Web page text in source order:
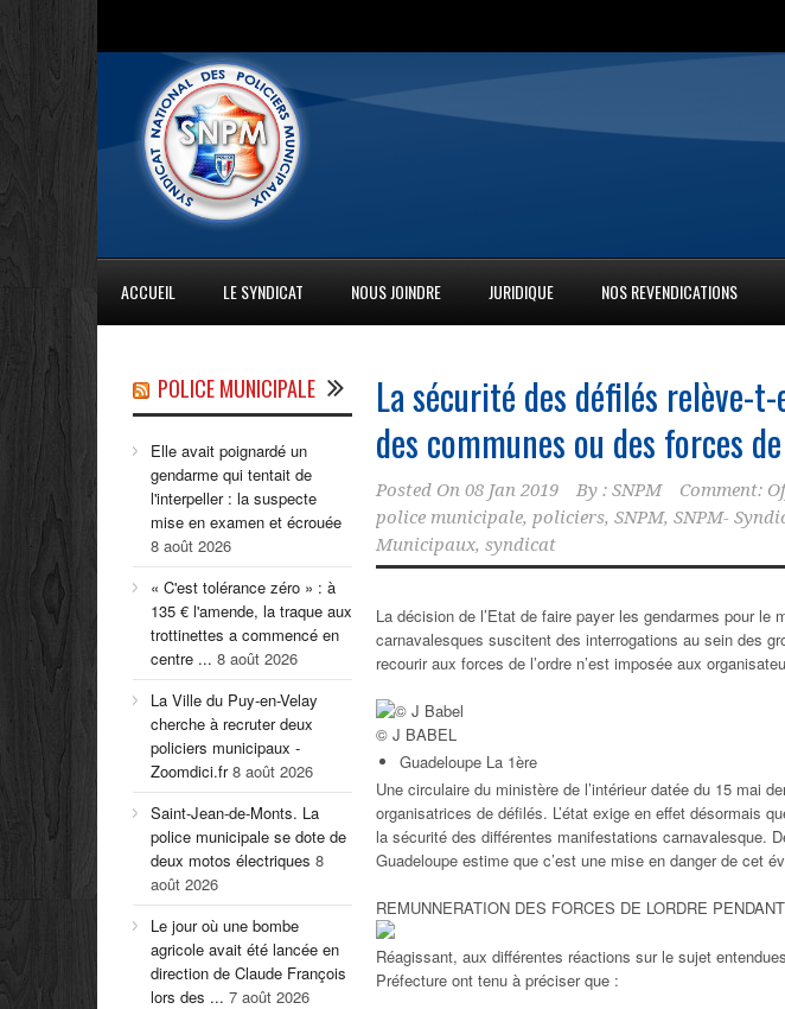
ACCUEIL LE SYNDICAT NOUS JOINDRE JURIDIQUE NOS REVENDICATIONS
La sécurité des défilés relève-
des communes ou des forces
Posted On 08 Jan 2019 By : SNPM Comment:
police municipale, policiers, SNPM, SNPM-
Municipaux, syndicat
La décision de l’Etat de faire payer les gendarmes pour le
carnavalesques suscitent des interrogations au sein des
recourir aux forces de l’ordre n’est imposée aux
© J BABEL
Guadeloupe La 1ère
Une circulaire du ministère de l’intérieur datée du 15 mai
organisatrices de défilés. L’état exige en effet désormais
la sécurité des différentes manifestations carnavalesque.
Guadeloupe estime que c’est une mise en danger de cet
REMUNNERATION DES FORCES DE LORDRE
Réagissant, aux différentes réactions sur le sujet
Préfecture ont tenu à préciser que :
POLICE MUNICIPALE
Elle avait poignardé un
gendarme qui tentait de
l'interpeller : la suspecte
mise en examen et écrouée
8 août 2026
« C'est tolérance zéro » : à
135 € l'amende, la traque aux
trottinettes a commencé en
centre ... 8 août 2026
La Ville du Puy-en-Velay
cherche à recruter deux
policiers municipaux -
Zoomdici.fr 8 août 2026
Saint-Jean-de-Monts. La
police municipale se dote de
deux motos électriques 8
août 2026
Le jour où une bombe
agricole avait été lancée en
direction de Claude François
lors des ... 7 août 2026